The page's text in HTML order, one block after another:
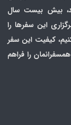
بیش بیست سال
سالگرد برگزاری این سفرها را
کیفیت این سفر
را فراهم